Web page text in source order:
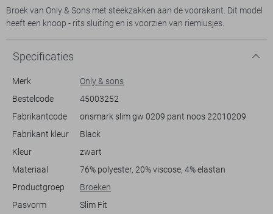
Broek van Only & Sons met steekzakken aan de voorakant. Dit model
heeft een knoop - rits sluiting en is voorzien van riemlusjes.
Specificaties
Merk
Only & sons
Bestelcode
45003252
Fabrikantcode
onsmark slim gw 0209 pant noos 22010209
Fabrikant kleur
Black
Kleur
zwart
Materiaal
76% polyester, 20% viscose, 4% elastan
Productgroep
Broeken
Pasvorm
Slim Fit